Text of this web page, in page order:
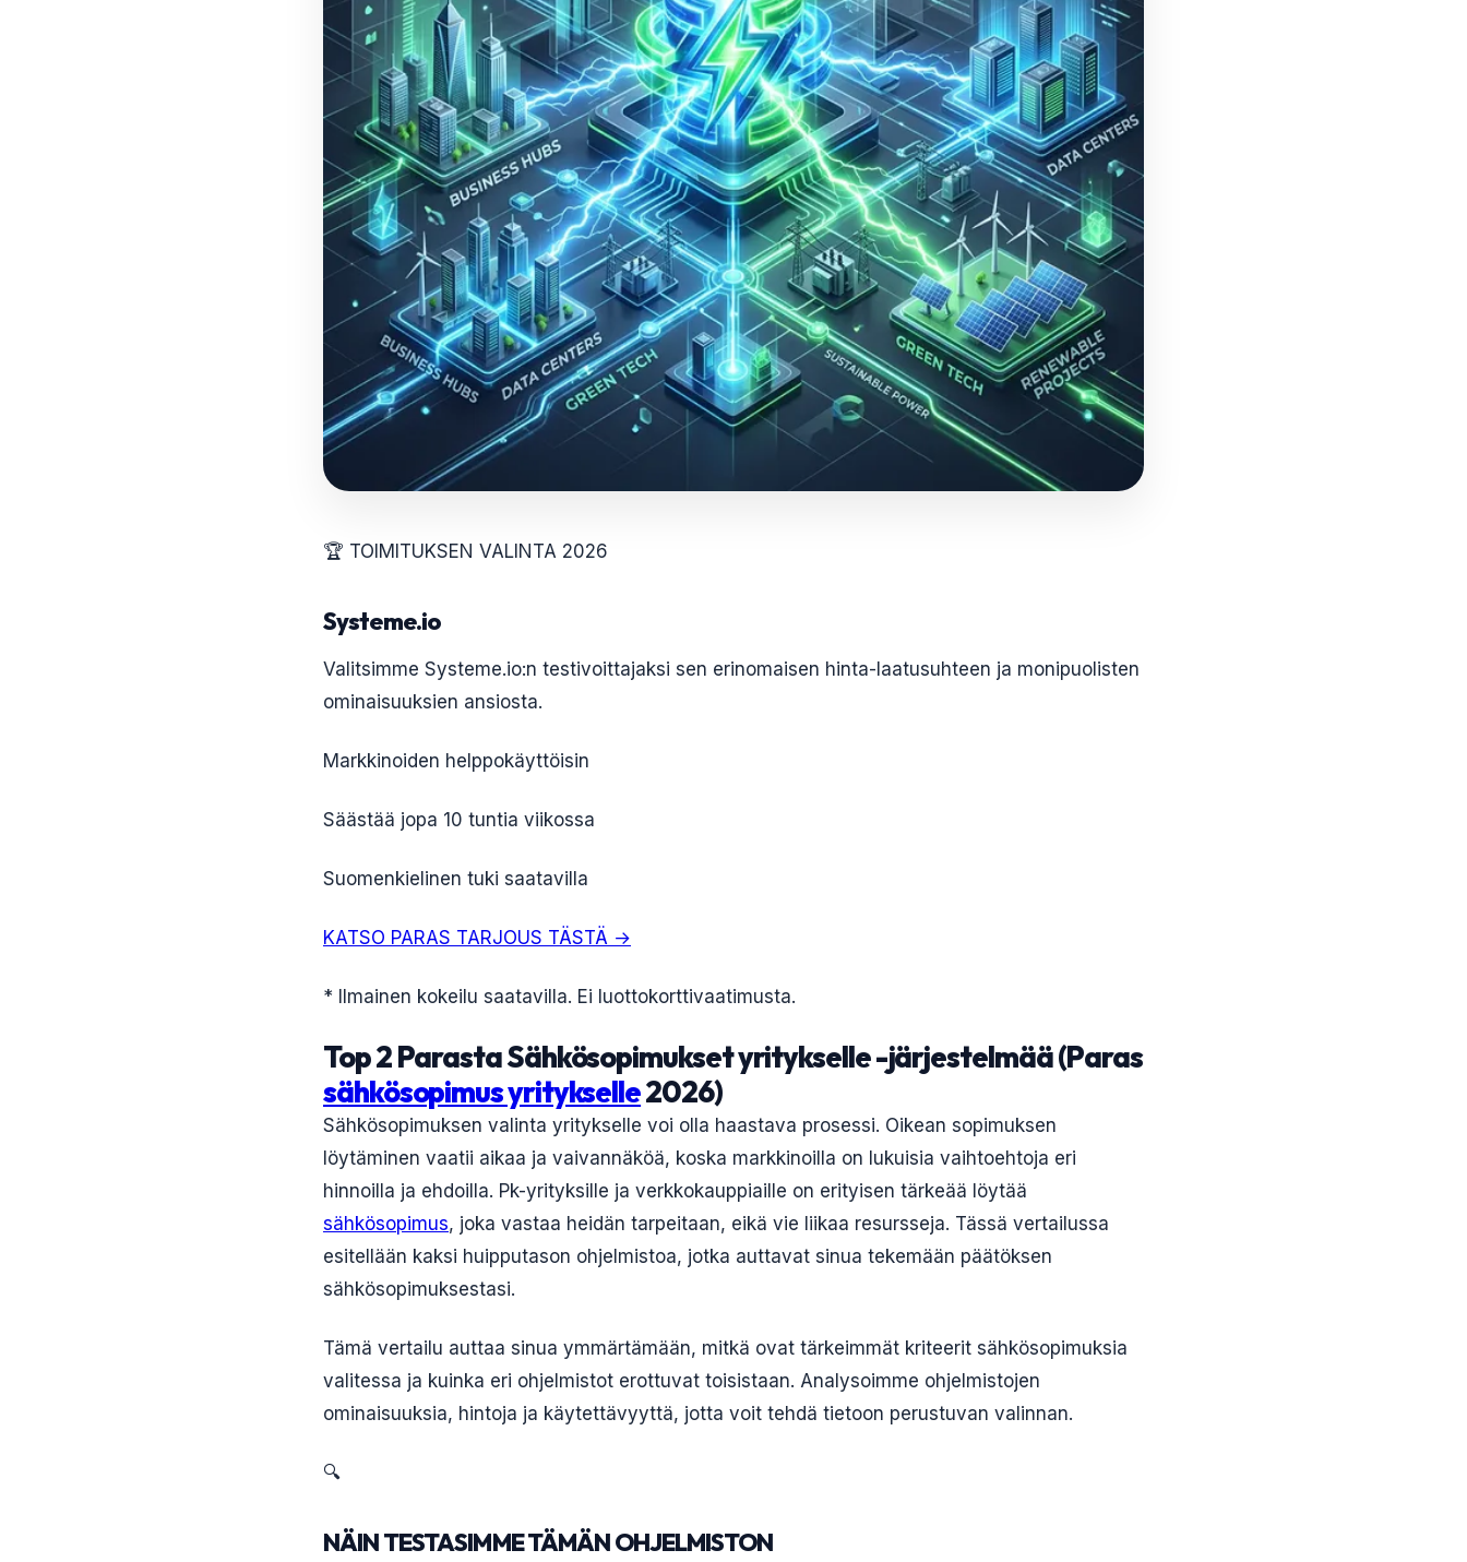
🏆 TOIMITUKSEN VALINTA 2026
Systeme.io
Valitsimme Systeme.io:n testivoittajaksi sen erinomaisen hinta-laatusuhteen ja monipuolisten
ominaisuuksien ansiosta.
Markkinoiden helppokäyttöisin
Säästää jopa 10 tuntia viikossa
Suomenkielinen tuki saatavilla
KATSO PARAS TARJOUS TÄSTÄ →
* Ilmainen kokeilu saatavilla. Ei luottokorttivaatimusta.
Top 2 Parasta Sähkösopimukset yritykselle -järjestelmää (Paras
sähkösopimus yritykselle2026)
Sähkösopimuksen valinta yritykselle voi olla haastava prosessi. Oikean sopimuksen
löytäminen vaatii aikaa ja vaivannäköä, koska markkinoilla on lukuisia vaihtoehtoja eri
hinnoilla ja ehdoilla. Pk-yrityksille ja verkkokauppiaille on erityisen tärkeää löytää
sähkösopimus, joka vastaa heidän tarpeitaan, eikä vie liikaa resursseja. Tässä vertailussa
esitellään kaksi huipputason ohjelmistoa, jotka auttavat sinua tekemään päätöksen
sähkösopimuksestasi.
Tämä vertailu auttaa sinua ymmärtämään, mitkä ovat tärkeimmät kriteerit sähkösopimuksia
valitessa ja kuinka eri ohjelmistot erottuvat toisistaan. Analysoimme ohjelmistojen
ominaisuuksia, hintoja ja käytettävyyttä, jotta voit tehdä tietoon perustuvan valinnan.
🔍
NÄIN TESTASIMME TÄMÄN OHJELMISTON